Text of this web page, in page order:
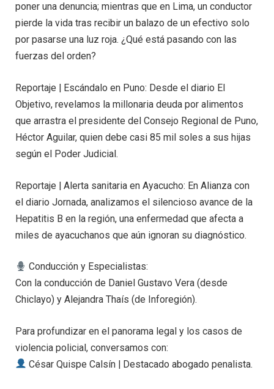
poner una denuncia; mientras que en Lima, un conductor
pierde la vida tras recibir un balazo de un efectivo solo
por pasarse una luz roja. ¿Qué está pasando con las
fuerzas del orden?
Reportaje | Escándalo en Puno: Desde el diario El
Objetivo, revelamos la millonaria deuda por alimentos
que arrastra el presidente del Consejo Regional de Puno,
Héctor Aguilar, quien debe casi 85 mil soles a sus hijas
según el Poder Judicial.
Reportaje | Alerta sanitaria en Ayacucho: En Alianza con
el diario Jornada, analizamos el silencioso avance de la
Hepatitis B en la región, una enfermedad que afecta a
miles de ayacuchanos que aún ignoran su diagnóstico.
Conducción y Especialistas:
Con la conducción de Daniel Gustavo Vera (desde
Chiclayo) y Alejandra Thaís (de Inforegión).
Para profundizar en el panorama legal y los casos de
violencia policial, conversamos con:
César Quispe Calsín | Destacado abogado penalista.